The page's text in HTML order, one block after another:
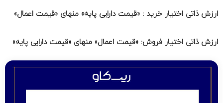
ارزش ذاتی اختیار خرید : «قیمت دارایی پایه» منهای «قیمت اعمال»
ارزش ذاتی اختیار فروش: «قیمت اعمال» منهای «قیمت دارایی پایه»